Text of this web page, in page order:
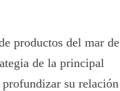
productos del mar de
de la principal
su relación